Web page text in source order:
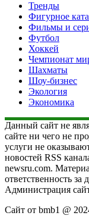
Тренды
Фигурное
Фильмы и
Футбол
Хоккей
Чемпионат
Шахматы
Шоу-бизнес
Экология
Экономика
Данный сайт не
сайте ни чего не
услуги не
новостей RSS
newsru.com.
ответственность
Администрация
Сайт от bmb1 @